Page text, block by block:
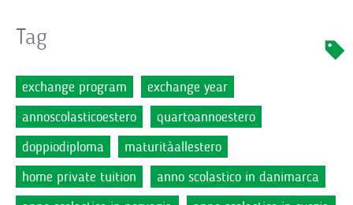
Tag
exchange program
exchange year
annoscolasticoestero
quartoannoestero
doppiodiploma
maturitàallestero
home private tuition
anno scolastico in danimarca